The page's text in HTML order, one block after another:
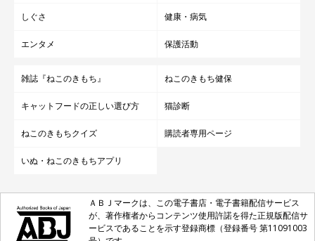
しぐさ 健康・病気
エンタメ 保護活動
雑誌『ねこのきもち』 ねこのきもち健保
キャットフードの正しい選び方 猫診断
ねこのきもちクイズ 購読者専用ページ
いぬ・ねこのきもちアプリ
ＡＢＪマークは、この電子書店・電子書籍配信サービス
が、著作権者からコンテンツ使用許諾を得た正規版配信サ
ービスであることを示す登録商標（登録番号 第11091003